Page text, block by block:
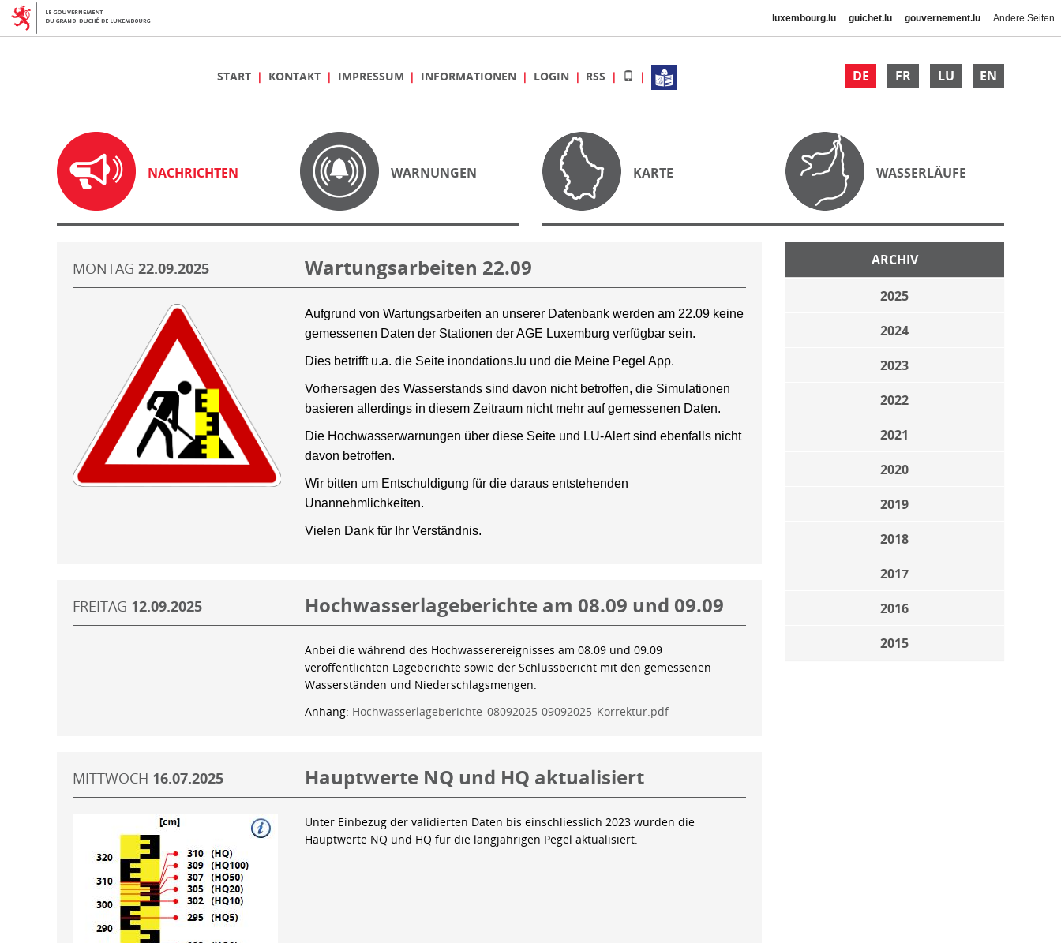
luxembourg.lu guichet.lu gouvernement.lu Andere Seiten
DE FR LU EN
START KONTAKT IMPRESSUM INFORMATIONEN LOGIN RSS
NACHRICHTEN WARNUNGEN KARTE WASSERLÄUFE
ARCHIV
2025
2024
2023
2022
2021
2020
2019
2018
2017
2016
2015
MONTAG 22.09.2025 Wartungsarbeiten 22.09
Aufgrund von Wartungsarbeiten an unserer Datenbank werden am 22.09 keine
gemessenen Daten der Stationen der AGE Luxemburg verfügbar sein.
Dies betrifft u.a. die Seite inondations.lu und die Meine Pegel App.
Vorhersagen des Wasserstands sind davon nicht betroffen, die Simulationen
basieren allerdings in diesem Zeitraum nicht mehr auf gemessenen Daten.
Die Hochwasserwarnungen über diese Seite und LU-Alert sind ebenfalls nicht
davon betroffen.
Wir bitten um Entschuldigung für die daraus entstehenden
Unannehmlichkeiten.
Vielen Dank für Ihr Verständnis.
FREITAG 12.09.2025 Hochwasserlageberichte am 08.09 und 09.09
Anbei die während des Hochwasserereignisses am 08.09 und 09.09
veröffentlichten Lageberichte sowie der Schlussbericht mit den gemessenen
Wasserständen und Niederschlagsmengen.
Anhang: Hochwasserlageberichte_08092025-09092025_Korrektur.pdf
MITTWOCH 16.07.2025 Hauptwerte NQ und HQ aktualisiert
Unter Einbezug der validierten Daten bis einschliesslich 2023 wurden die
Hauptwerte NQ und HQ für die langjährigen Pegel aktualisiert.